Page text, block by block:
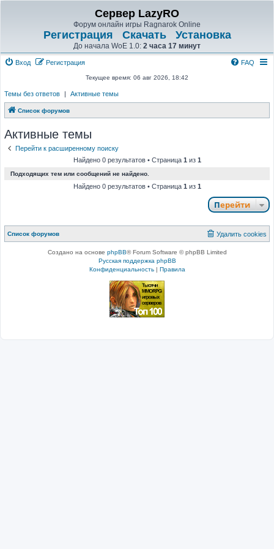
Сервер LazyRO
Форум онлайн игры Ragnarok Online
Регистрация Скачать Установка
До начала WoE 1.0: 2 часа 17 минут
Вход Регистрация FAQ
Текущее время: 06 авг 2026, 18:42
Темы без ответов | Активные темы
Список форумов
Активные темы
Перейти к расширенному поиску
Найдено 0 результатов • Страница 1 из 1
Подходящих тем или сообщений не найдено.
Найдено 0 результатов • Страница 1 из 1
Перейти
Список форумов Удалить cookies
Создано на основе phpBB® Forum Software © phpBB Limited
Русская поддержка phpBB
Конфиденциальность| Правила